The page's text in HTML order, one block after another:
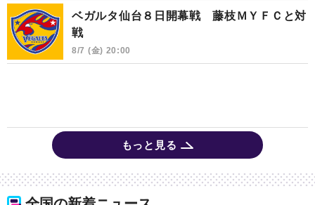
ベガルタ仙台８日開幕戦 藤枝ＭＹＦＣと対
戦
8/7 (金) 20:00
もっと見る